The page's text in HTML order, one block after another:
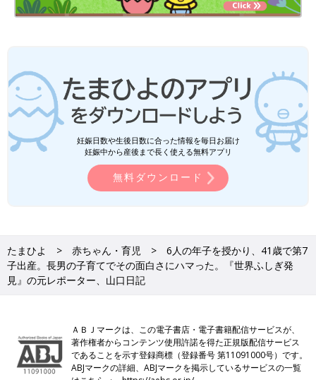
妊娠日数や生後日数に合った情報を毎日お届け
妊娠中から産後まで長く使える無料アプリ
無料ダウンロード
たまひよ 赤ちゃん・育児
6人の年子を授かり、41歳で第7
子出産。長男の子育てでその面白さにハマった。『世界ふしぎ発
見』の元レポーター、山口日記
ＡＢＪマークは、この電子書店・電子書籍配信サービスが、
著作権者からコンテンツ使用許諾を得た正規版配信サービス
であることを示す登録商標（登録番号 第11091000号）です。
ABJマークの詳細、ABJマークを掲示しているサービスの一覧